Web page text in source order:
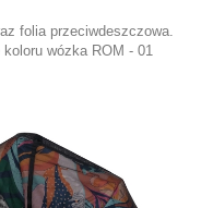
folia przeciwdeszczowa.
koloru wózka ROM - 01